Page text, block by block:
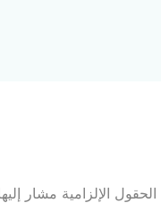
الحقول الإلزامية مشار